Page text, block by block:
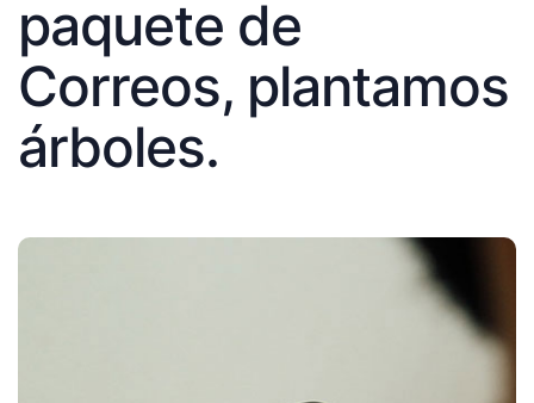
paquete de
Correos, plantamos
árboles.